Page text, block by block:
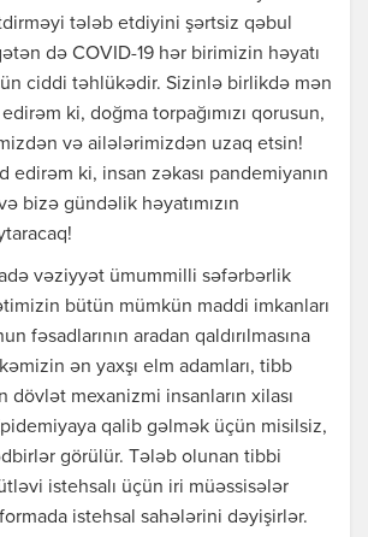
tələb etdiyini şərtsiz qəbul
də COVID-19 hər birimizin həyatı
ciddi təhlükədir. Sizinlə birlikdə mən
edirəm ki, doğma torpağımızı qorusun,
və ailələrimizdən uzaq etsin!
edirəm ki, insan zəkası pandemiyanın
və bizə gündəlik həyatımızın
vəziyyət ümummilli səfərbərlik
bütün mümkün maddi imkanları
fəsadlarının aradan qaldırılmasına
ən yaxşı elm adamları, tibb
dövlət mexanizmi insanların xilası
qalib gəlmək üçün misilsiz,
görülür. Tələb olunan tibbi
istehsalı üçün iri müəssisələr
istehsal sahələrini dəyişirlər.